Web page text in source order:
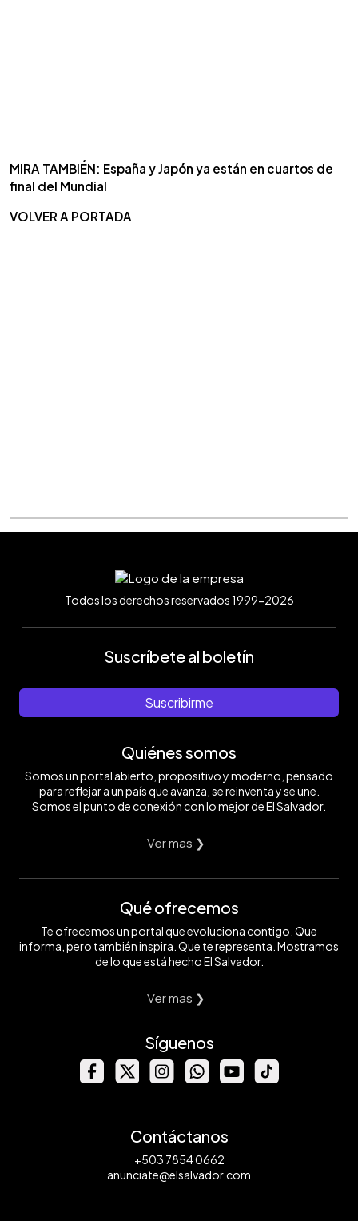
MIRA TAMBIÉN: España y Japón ya están en cuartos de
final del Mundial
VOLVER A PORTADA
Todos los derechos reservados 1999-2026
Suscríbete al boletín
Suscribirme
Quiénes somos
Somos un portal abierto, propositivo y moderno, pensado
para reflejar a un país que avanza, se reinventa y se une.
Somos el punto de conexión con lo mejor de El Salvador.
Ver mas ❯
Qué ofrecemos
Te ofrecemos un portal que evoluciona contigo. Que
informa, pero también inspira. Que te representa. Mostramos
de lo que está hecho El Salvador.
Ver mas ❯
Síguenos
Contáctanos
+503 7854 0662
anunciate@elsalvador.com